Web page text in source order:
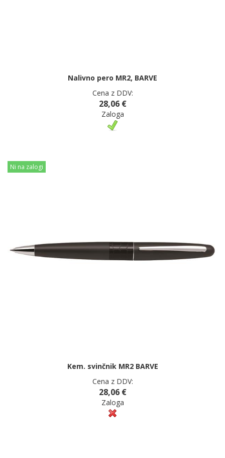
Nalivno pero MR2, BARVE
Cena z DDV:
28,06 €
Zaloga
Ni na zalogi
Kem. svinčnik MR2 BARVE
Cena z DDV:
28,06 €
Zaloga